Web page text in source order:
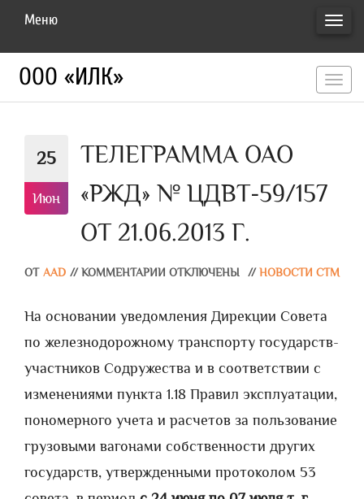
Меню
ООО «ИЛК»
25
Июн
ТЕЛЕГРАММА ОАО
«РЖД» № ЦДВТ-59/157
ОТ 21.06.2013 Г.
ОТ AAD // КОММЕНТАРИИ ОТКЛЮЧЕНЫ // НОВОСТИ СТМ
На основании уведомления Дирекции Совета
по железнодорожному транспорту государств-
участников Содружества и в соответствии с
изменениями пункта 1.18 Правил эксплуатации,
пономерного учета и расчетов за пользование
грузовыми вагонами собственности других
государств, утвержденными протоколом 53